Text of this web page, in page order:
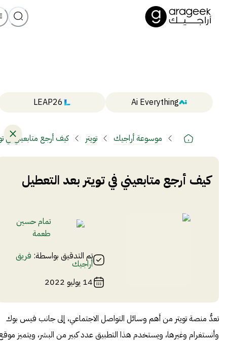
Ai Everything
LEAP26
موسوعة أراجيك تويتر كيف أرجع متابعيني في
كيف أرجع متابعيني في تويتر بعد التعطيل
تمام حسين
طعمة
تم التدقيق بواسطة: فريق
أراجيك
14 يوليو 2022
تعدُّ منصة تويتر من أهم وسائل التواصل الاجتماعي، إلى جانب فيس بوك
وأنستغرام وغيرها، ويستخدم هذا التطبيق عدد كبير من البشر، ويتميز